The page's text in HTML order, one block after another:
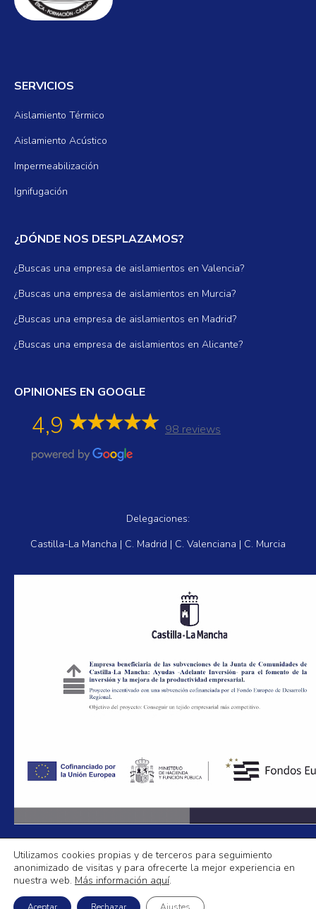
SERVICIOS
Aislamiento Térmico
Aislamiento Acústico
Impermeabilización
Ignifugación
¿DÓNDE NOS DESPLAZAMOS?
¿Buscas una empresa de aislamientos en Valencia?
¿Buscas una empresa de aislamientos en Murcia?
¿Buscas una empresa de aislamientos en Madrid?
¿Buscas una empresa de aislamientos en Alicante?
OPINIONES EN GOOGLE
4,9 98 reviews
Delegaciones:
Castilla-La Mancha | C. Madrid | C. Valenciana | C. Murcia
Aislamientos La Mancha
Política de Privacidad|Aviso legal|Política de Cookies
Utilizamos cookies propias y de terceros para seguimiento
anonimizado de visitas y para ofrecerte la mejor experiencia en
nuestra web. Más información aquí.